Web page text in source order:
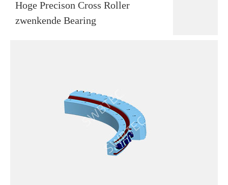
Hoge Precison Cross Roller
zwenkende Bearing